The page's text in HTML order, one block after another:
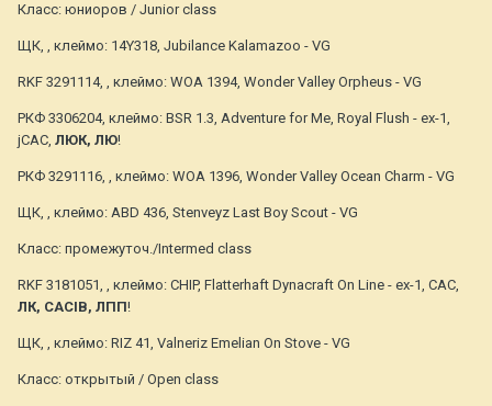
Класс: юниоров / Junior class
ЩК, , клеймо: 14Y318, Jubilance Kalamazoo - VG
RKF 3291114, , клеймо: WOA 1394, Wonder Valley Orpheus - VG
РКФ 3306204, клеймо: BSR 1.3, Adventure for Me, Royal Flush - ex-1,
jCAC, ЛЮК, ЛЮ!
РКФ 3291116, , клеймо: WOA 1396, Wonder Valley Ocean Charm - VG
ЩК, , клеймо: ABD 436, Stenveyz Last Boy Scout - VG
Класс: промежуточ./Intermed class
RKF 3181051, , клеймо: CHIP, Flatterhaft Dynacraft On Line - ex-1, CAC,
ЛК, CACIB, ЛПП!
ЩК, , клеймо: RIZ 41, Valneriz Emelian On Stove - VG
Класс: открытый / Open class